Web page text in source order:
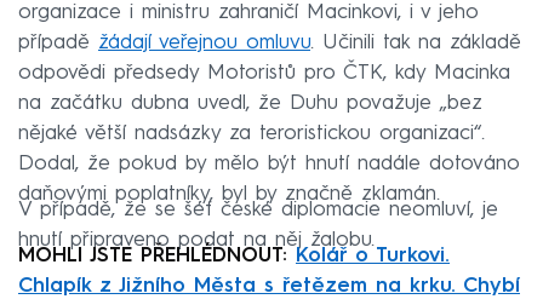
organizace i ministru zahraničí Macinkovi, i v jeho
případě žádají veřejnou omluvu. Učinili tak na základě
odpovědi předsedy Motoristů pro ČTK, kdy Macinka
na začátku dubna uvedl, že Duhu považuje „bez
nějaké větší nadsázky za teroristickou organizaci“.
Dodal, že pokud by mělo být hnutí nadále dotováno
daňovými poplatníky, byl by značně zklamán.
V případě, že se šéf české diplomacie neomluví, je
hnutí připraveno podat na něj žalobu.
MOHLI JSTE PŘEHLÉDNOUT:
Kolář o Turkovi.
Chlapík z Jižního Města s řetězem na krku. Chybí